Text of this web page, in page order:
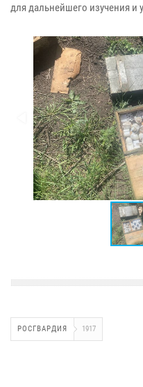
для дальнейшего изучения и
РОСГВАРДИЯ 1917